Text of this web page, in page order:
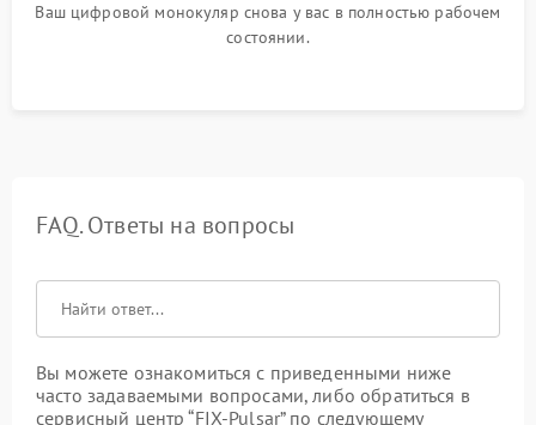
Ваш цифровой монокуляр снова у вас в полностью рабочем
состоянии.
FAQ. Ответы на вопросы
Вы можете ознакомиться с приведенными ниже
часто задаваемыми вопросами, либо обратиться в
сервисный центр “FIX-Pulsar” по следующему